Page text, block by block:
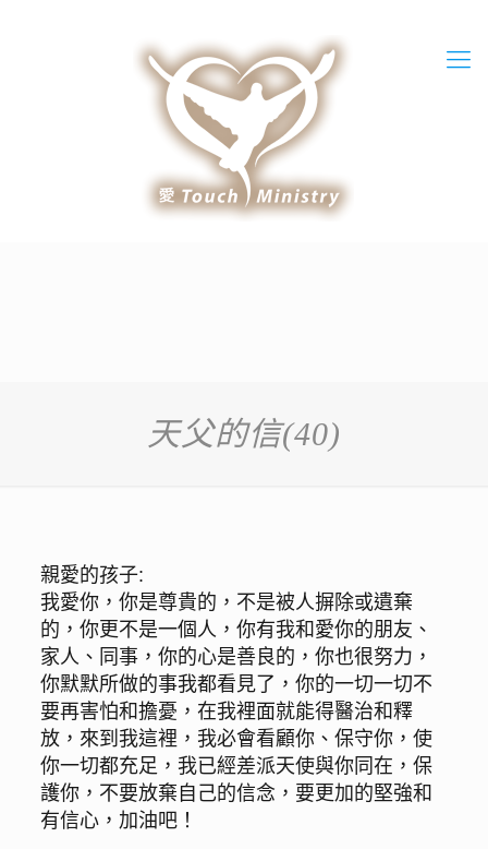
天父的信(40)
親愛的孩子:
我愛你，你是尊貴的，不是被人摒除或遺棄
的，你更不是一個人，你有我和愛你的朋友、
家人、同事，你的心是善良的，你也很努力，
你默默所做的事我都看見了，你的一切一切不
要再害怕和擔憂，在我裡面就能得醫治和釋
放，來到我這裡，我必會看顧你、保守你，使
你一切都充足，我已經差派天使與你同在，保
護你，不要放棄自己的信念，要更加的堅強和
有信心，加油吧！